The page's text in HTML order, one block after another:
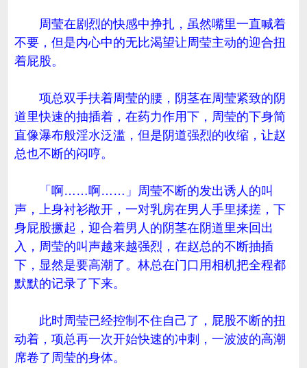
周莹在剧烈的快感中挣扎，虽然嘴里一直喊着
不要，但是内心中的无比渴望让周莹主动的迎合扭
着屁股。
项总双手扶着周莹的腰，阴茎在周莹紧致的阴
道里快速的抽插着，在药力作用下，周莹的下身简
直像瀑布般淫水泛滥，但是阴道强烈的收缩，让赵
总也不断的闷哼。
「啊……啊……」周莹不断的发出诱人的叫
声，上身衬衫敞开，一对乳房在男人手里揉搓，下
身屁股撅起，迎合着男人的阴茎在阴道里来回出
入，周莹的叫声越来越强烈，在赵总的不断抽插
下，显然是要高潮了。林总在门口用相机把全程都
默默的记录了下来。
此时周莹已经控制不住自己了，屁股不断的扭
动着，项总再一次开始快速的冲刺，一波波的高潮
席卷了周莹的身体。